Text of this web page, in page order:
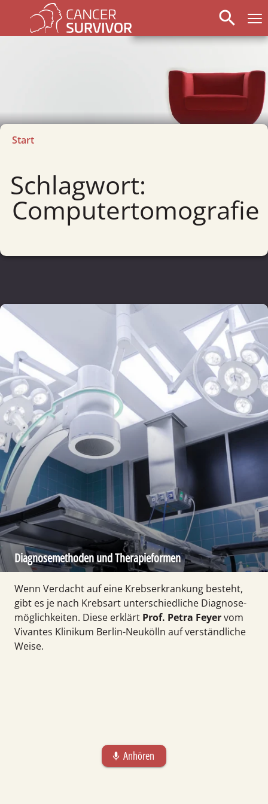
search
Start
Schlagwort:
Computertomografie
Diagnose­methoden und Therapie­formen
Wenn Verdacht auf eine Krebs­erkrankung besteht,
gibt es je nach Krebsart unter­schied­liche Diag­nose­
möglich­keiten. Diese erklärt Prof. Petra Feyervom
Vivantes Klinikum Berlin-Neu­kölln auf verständ­liche
Weise.
mic Anhören